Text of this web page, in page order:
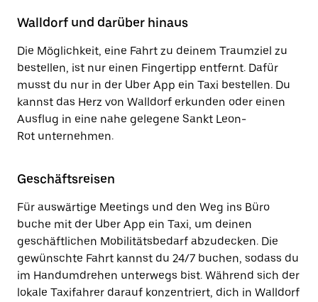
Walldorf und darüber hinaus
Die Möglichkeit, eine Fahrt zu deinem Traumziel zu
bestellen, ist nur einen Fingertipp entfernt. Dafür
musst du nur in der Uber App ein Taxi bestellen. Du
kannst das Herz von Walldorf erkunden oder einen
Ausflug in eine nahe gelegene Sankt Leon-
Rot unternehmen.
Geschäftsreisen
Für auswärtige Meetings und den Weg ins Büro
buche mit der Uber App ein Taxi, um deinen
geschäftlichen Mobilitätsbedarf abzudecken. Die
gewünschte Fahrt kannst du 24/7 buchen, sodass du
im Handumdrehen unterwegs bist. Während sich der
lokale Taxifahrer darauf konzentriert, dich in Walldorf